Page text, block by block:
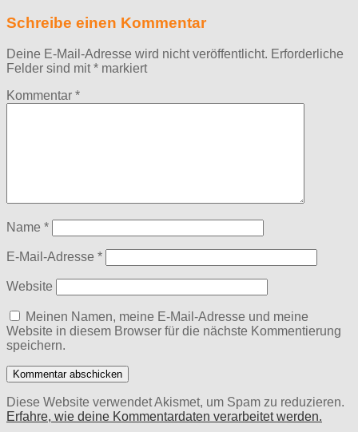
Schreibe einen Kommentar
Deine E-Mail-Adresse wird nicht veröffentlicht. Erforderliche
Felder sind mit* markiert
Kommentar *
Name *
E-Mail-Adresse *
Website
Meinen Namen, meine E-Mail-Adresse und meine
Website in diesem Browser für die nächste Kommentierung
speichern.
Diese Website verwendet Akismet, um Spam zu reduzieren.
Erfahre, wie deine Kommentardaten verarbeitet werden.